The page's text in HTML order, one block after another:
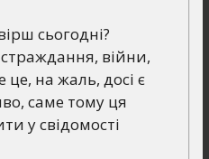
сьогодні?
війни,
на жаль, досі є
саме тому ця
у свідомості